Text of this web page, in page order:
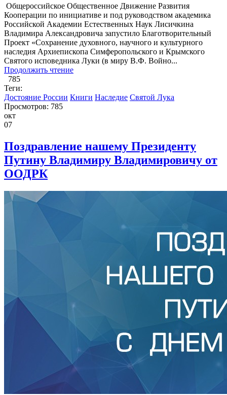
​ Общероссийское Общественное Движение Развития
Кооперации по инициативе и под руководством академика
Российской Академии Естественных Наук Лисичкина
Владимира Александровича запустило Благотворительный
Проект «Сохранение духовного, научного и культурного
наследия Архиепископа Симферопольского и Крымского
Святого исповедника Луки (в миру В.Ф. Войно...
Продолжить чтение
785
Теги:
Достояние России Книги Наследие Святой Лука
Просмотров: 785
окт
07
Поздравление нашему Президенту
Путину Владимиру Владимировичу от
ООДРК